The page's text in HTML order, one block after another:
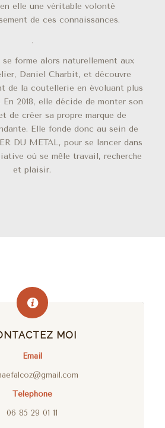
elle une véritable volonté
de ces connaissances.
.
forme alors naturellement aux
Daniel Charbit, et découvre
de la coutellerie en évoluant plus
En 2018, elle décide de monter son
de créer sa propre marque de
Elle fonde donc au sein de
DU METAL, pour se lancer dans
où se mêle travail, recherche
et plaisir.
MOI
Email
Téléphone
06 85 29 01 11